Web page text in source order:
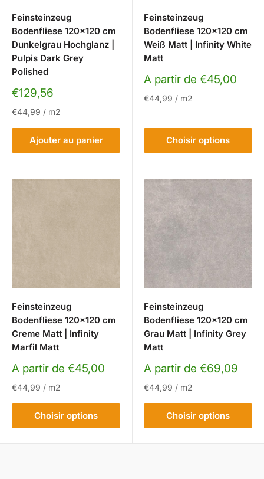
Feinsteinzeug
Bodenfliese 120x120 cm
Dunkelgrau Hochglanz |
Pulpis Dark Grey
Polished
Prix
réduit
€129,56
€44,99 / m2
Ajouter au panier
Feinsteinzeug
Bodenfliese 120x120 cm
Weiß Matt | Infinity White
Matt
Prix
réduit
A partir de €45,00
€44,99 / m2
Choisir options
Feinsteinzeug
Bodenfliese 120x120 cm
Creme Matt | Infinity
Marfil Matt
Prix
réduit
A partir de €45,00
€44,99 / m2
Choisir options
Feinsteinzeug
Bodenfliese 120x120 cm
Grau Matt | Infinity Grey
Matt
Prix
réduit
A partir de €69,09
€44,99 / m2
Choisir options